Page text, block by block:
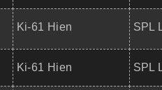
Ki-61 Hien SPL
Ki-61 Hien SPL